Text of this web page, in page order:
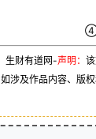
④
生财有道网-声明：
如涉及作品内容、版权